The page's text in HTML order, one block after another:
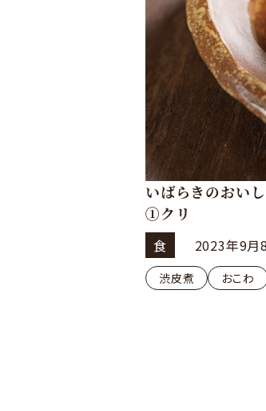
いばらきのおい
①クリ
食 2023年9月
渋皮煮 おこわ